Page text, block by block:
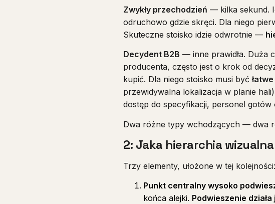
Zwykły przechodzień — kilka sekund.
odruchowo gdzie skręci. Dla niego
Skuteczne stoisko idzie odwrotnie —
Decydent B2B — inne prawidła. Duża
producenta, często jest o krok od
kupić. Dla niego stoisko musi być
przewidywalna lokalizacja w planie
dostęp do specyfikacji, personel
Dwa różne typy wchodzących — dwa
2: Jaka hierarchia
Trzy elementy, ułożone w tej kolejności:
Punkt centralny wysoko
końca alejki. Podwieszenie